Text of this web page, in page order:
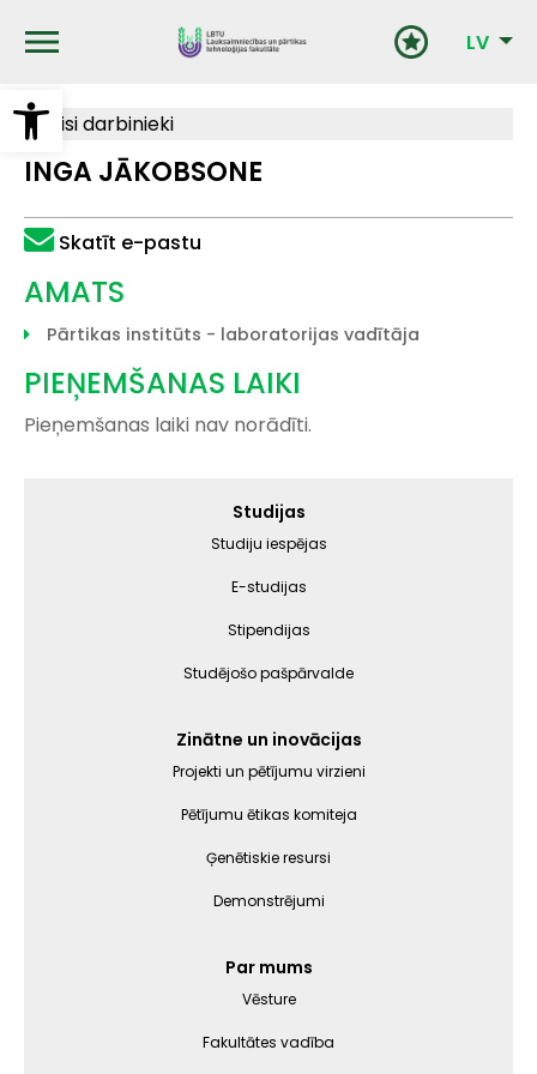
Open toolbar
galveno LV
Visi darbinieki
INGA JĀKOBSONE
Skatīt e-pastu
AMATS
Pārtikas institūts - laboratorijas vadītāja
PIEŅEMŠANAS LAIKI
Pieņemšanas laiki nav norādīti.
Studijas
Studiju iespējas
E-studijas
Stipendijas
Studējošo pašpārvalde
Zinātne un inovācijas
Projekti un pētījumu virzieni
Pētījumu ētikas komiteja
Ģenētiskie resursi
Demonstrējumi
Par mums
Vēsture
Fakultātes vadība